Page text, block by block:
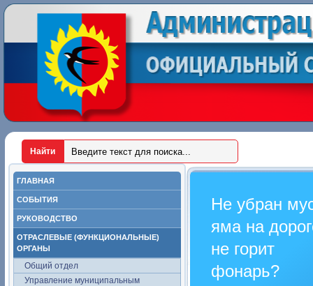
ГЛАВНАЯ
СОБЫТИЯ
РУКОВОДСТВО
ОТРАСЛЕВЫЕ (ФУНКЦИОНАЛЬНЫЕ)
ОРГАНЫ
Общий отдел
Управление муниципальным
Не убран
яма на
не горит
фонарь?